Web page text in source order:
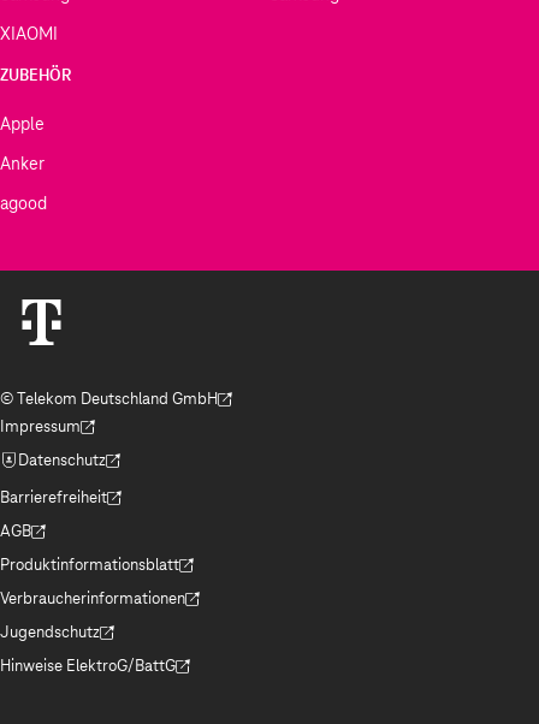
XIAOMI
ZUBEHÖR
Apple
Anker
agood
© Telekom Deutschland GmbH
(Der Link wird in einem neuen Tab geöffnet)
Impressum
(Der Link wird in einem neuen Tab geöffnet)
Datenschutz
(Der Link wird in einem neuen Tab geöffnet)
Barrierefreiheit
(Der Link wird in einem neuen Tab geöffnet)
AGB
(Der Link wird in einem neuen Tab geöffnet)
Produktinformationsblatt
(Der Link wird in einem neuen Tab geöffnet)
Verbraucherinformationen
(Der Link wird in einem neuen Tab geöffnet)
Jugendschutz
(Der Link wird in einem neuen Tab geöffnet)
Hinweise ElektroG/BattG
(Der Link wird in einem neuen Tab geöffnet)